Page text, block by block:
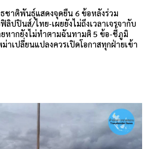
ธชาติพันธุ์แสดงจุดยืน 6 ข้อหลังร่วม
ปปินส์/ไทย-เผยยังไม่ถึงเวลาเจรจากับ
หากยังไม่ทำตามฉันทามติ 5 ข้อ-ชี้ภูมิ
าเปลี่ยนแปลงควรเปิดโอกาสทุกฝ่ายเข้า